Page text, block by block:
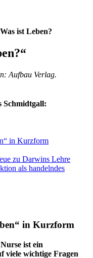
Was ist Leben?
Aufbau Verlag.
Schmidtgall:
in Kurzform
zu Darwins Lehre
als handelndes
in Kurzform
ist ein
viele wichtige Fragen